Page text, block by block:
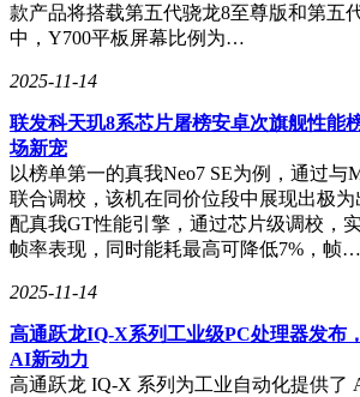
款产品将搭载第五代骁龙8至尊版和第五
中，Y700平板屏幕比例为…
2025-11-14
联发科天玑8系芯片屠榜安卓次旗舰性能
场新宠
以榜单第一的真我Neo7 SE为例，通过
联合调校，该机在同价位段中展现出极
配真我GT性能引擎，通过芯片级调校，
帧率表现，同时能耗最高可降低7%，帧…
2025-11-14
高通跃龙IQ-X系列工业级PC处理器发布
AI新动力
高通跃龙 IQ-X 系列为工业自动化提供了